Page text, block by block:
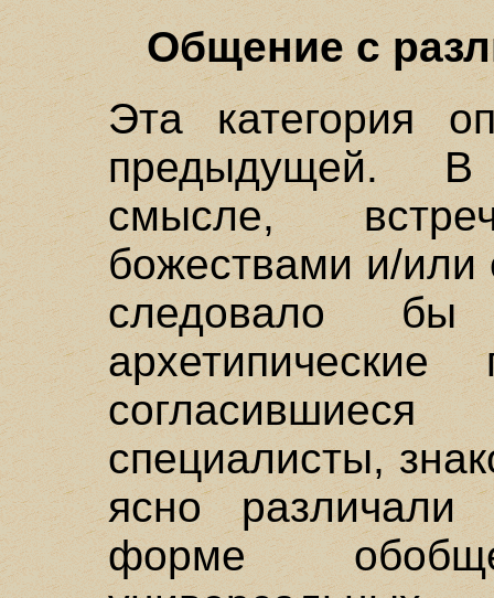
Общение с
Эта категория
предыдущей. В
смысле,
божествами и/или
следовало бы
специалисты,
ясно различали
форме